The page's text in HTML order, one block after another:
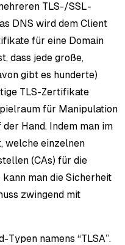
TLS-/SSL-
DNS wird dem Client
für eine Domain
dass jede große,
gibt es hunderte)
TLS-Zertifikate
für Manipulation
Hand. Indem man im
welche einzelnen
(CAs) für die
man die Sicherheit
zwingend mit
Typen namens “TLSA”.